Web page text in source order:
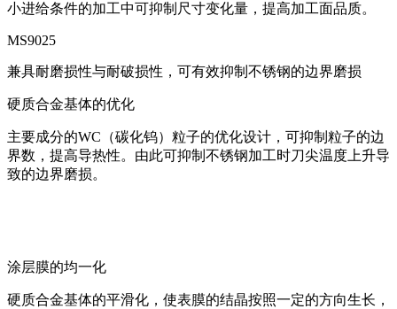
小进给条件的加工中可抑制尺寸变化量，提高加工面品质。
MS9025
兼具耐磨损性与耐破损性，可有效抑制不锈钢的边界磨损
硬质合金基体的优化
主要成分的WC（碳化钨）粒子的优化设计，可抑制粒子的边
界数，提高导热性。由此可抑制不锈钢加工时刀尖温度上升导
致的边界磨损。
涂层膜的均一化
硬质合金基体的平滑化，使表膜的结晶按照一定的方向生长，